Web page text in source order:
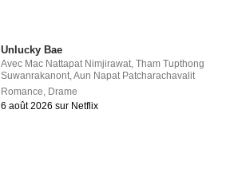
Unlucky Bae
Avec Mac Nattapat Nimjirawat,Tham Tupthong
Suwanrakanont,Aun Napat Patcharachavalit
Romance, Drame
6 août 2026 sur Netflix